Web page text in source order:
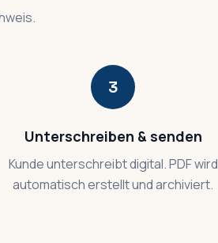
3
Unterschreiben & senden
Kunde unterschreibt digital. PDF wird
automatisch erstellt und archiviert.